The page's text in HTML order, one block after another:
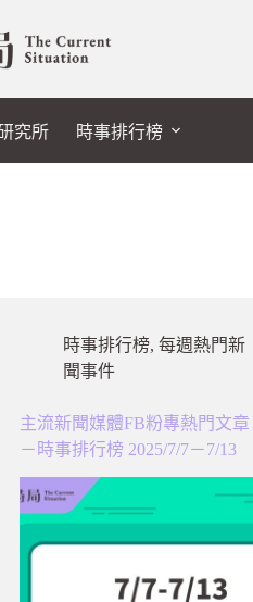
究所 時事排行榜
時事排行榜, 每週熱門新
聞事件
主流新聞媒體FB粉專熱門文章
－時事排行榜 2025/7/7－7/13